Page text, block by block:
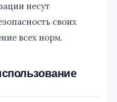
несут
своих
всех норм.